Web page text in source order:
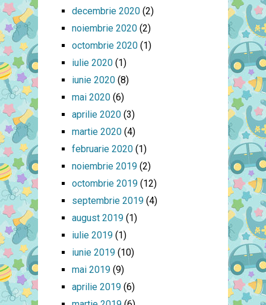
decembrie 2020(2)
noiembrie 2020(2)
octombrie 2020(1)
iulie 2020(1)
iunie 2020(8)
mai 2020(6)
aprilie 2020(3)
martie 2020(4)
februarie 2020(1)
noiembrie 2019(2)
octombrie 2019(12)
septembrie 2019(4)
august 2019(1)
iulie 2019(1)
iunie 2019(10)
mai 2019(9)
aprilie 2019(6)